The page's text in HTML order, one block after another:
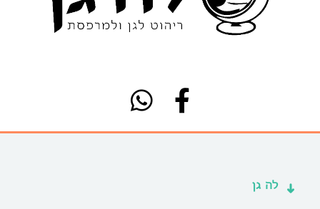
לה גן